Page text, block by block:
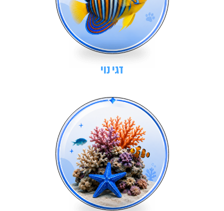
דגי נוי